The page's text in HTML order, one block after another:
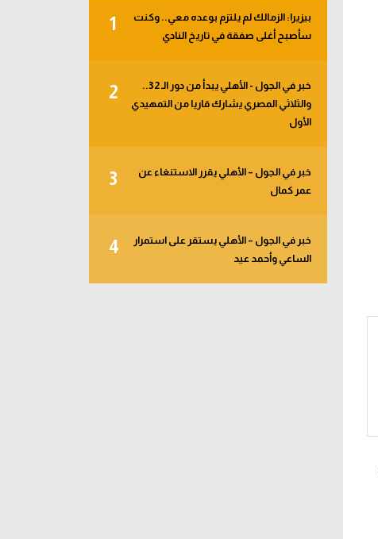
1
بيزيرا: الزمالك لم يلتزم بوعده معي.. وكنت
سأصبح أغلى صفقة في تاريخ النادي
2
خبر في الجول - الأهلي يبدأ من دور الـ 32..
والثلاثي المصري يشارك قاريا من التمهيدي
الأول
3
خبر في الجول – الأهلي يقرر الاستنغاء عن
عمر كمال
4
خبر في الجول – الأهلي يستقر على استمرار
الساعي وأحمد عيد